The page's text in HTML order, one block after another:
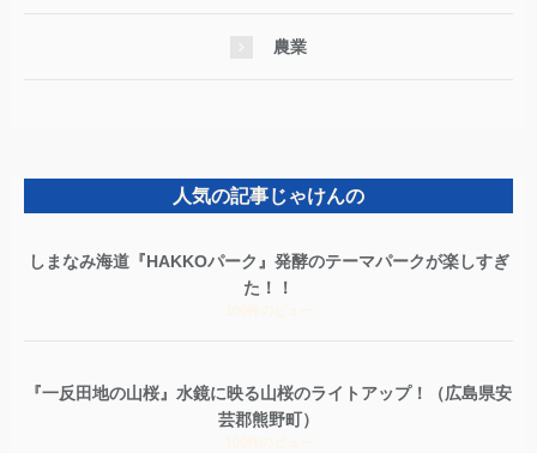
農業
人気の記事じゃけんの
しまなみ海道『HAKKOパーク』発酵のテーマパークが楽しすぎ
た！！
『一反田地の山桜』水鏡に映る山桜のライトアップ！（広島県安
芸郡熊野町）